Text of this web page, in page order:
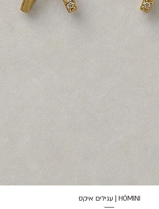
תצוגה מהירהHÓMINI | עגילים איקס